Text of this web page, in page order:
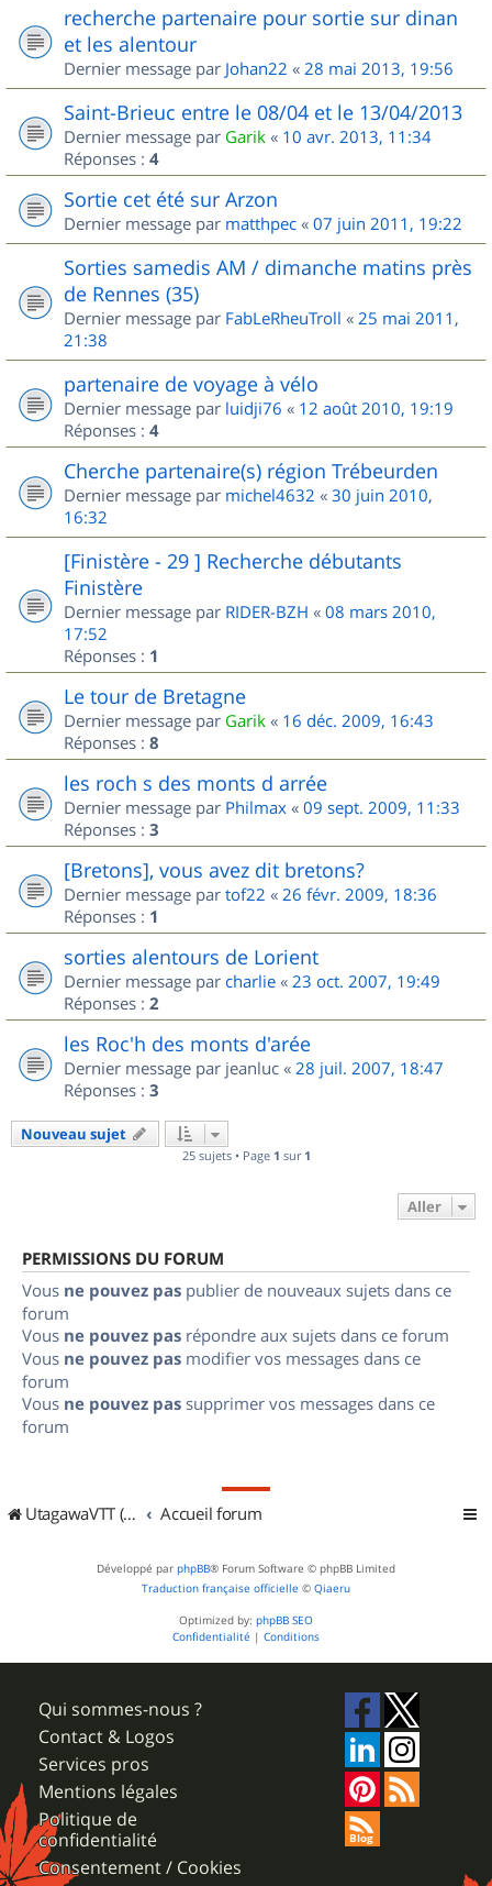
recherche partenaire pour sortie sur dinan
et les alentour
Dernier message par Johan22 « 28 mai 2013, 19:56
Saint-Brieuc entre le 08/04 et le 13/04/2013
Dernier message par Garik « 10 avr. 2013, 11:34
Réponses : 4
Sortie cet été sur Arzon
Dernier message par matthpec « 07 juin 2011, 19:22
Sorties samedis AM / dimanche matins près
de Rennes (35)
Dernier message par FabLeRheuTroll « 25 mai 2011,
21:38
partenaire de voyage à vélo
Dernier message par luidji76 « 12 août 2010, 19:19
Réponses : 4
Cherche partenaire(s) région Trébeurden
Dernier message par michel4632 « 30 juin 2010,
16:32
[Finistère - 29 ] Recherche débutants
Finistère
Dernier message par RIDER-BZH « 08 mars 2010,
17:52
Réponses : 1
Le tour de Bretagne
Dernier message par Garik « 16 déc. 2009, 16:43
Réponses : 8
les roch s des monts d arrée
Dernier message par Philmax « 09 sept. 2009, 11:33
Réponses : 3
[Bretons], vous avez dit bretons?
Dernier message par tof22 « 26 févr. 2009, 18:36
Réponses : 1
sorties alentours de Lorient
Dernier message par charlie « 23 oct. 2007, 19:49
Réponses : 2
les Roc'h des monts d'arée
Dernier message par jeanluc « 28 juil. 2007, 18:47
Réponses : 3
Nouveau sujet
25 sujets • Page 1 sur 1
Aller
PERMISSIONS DU FORUM
Vous ne pouvez pas publier de nouveaux sujets dans ce
forum
Vous ne pouvez pas répondre aux sujets dans ce forum
Vous ne pouvez pas modifier vos messages dans ce
forum
Vous ne pouvez pas supprimer vos messages dans ce
forum
UtagawaVTT (Randos VTT et VTTAE avec traces GPS) Accueil forum
Développé par phpBB® Forum Software © phpBB Limited
Traduction française officielle © Qiaeru
Optimized by: phpBB SEO
Confidentialité | Conditions
Qui sommes-nous ?
Contact & Logos
Services pros
Mentions légales
Politique de
confidentialité
Consentement / Cookies